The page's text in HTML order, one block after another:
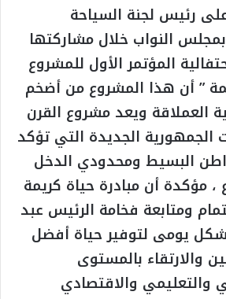
على رئيس لجنة السياحة
النواب خلال مشاركتها
المؤتمر الأول للمشروع
” أن هذا المشروع من أضخم
العملاقة ويعد مشروع القرن
الجمهورية الجديدة التي تؤكد
البسيط ومحدودي الدخل
مؤكدة أن مبادرة حياة كريمة
ومتابعة فخامة الرئيس عبد
يومى لتوفير حياة أفضل
والارتقاء بالمستوى
والتعليمي والاقتصادي